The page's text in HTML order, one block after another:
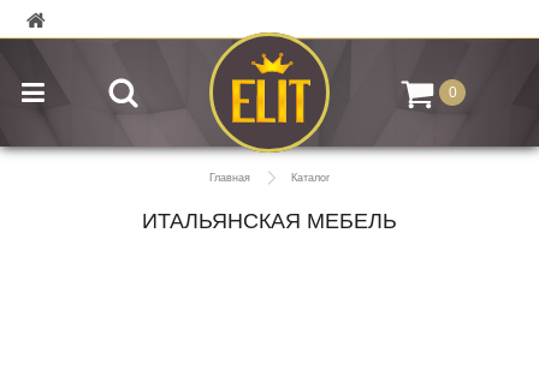
0
Главная Каталог
ИТАЛЬЯНСКАЯ МЕБЕЛЬ